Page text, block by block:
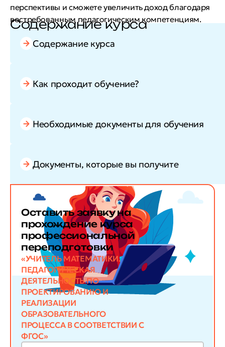
перспективы и сможете увеличить доход благодаря
востребованным педагогическим компетенциям.
Содержание курса
Содержание курса
Как проходит обучение?
Необходимые документы для обучения
Документы, которые вы получите
Оставить заявкуна
прохождение курса
профессиональной
переподготовки
«УЧИТЕЛЬ МАТЕМАТИКИ.
ПЕДАГОГИЧЕСКАЯ
ДЕЯТЕЛЬНОСТЬ ПО
ПРОЕКТИРОВАНИЮ И
РЕАЛИЗАЦИИ
ОБРАЗОВАТЕЛЬНОГО
ПРОЦЕССА В СООТВЕТСТВИИ С
ФГОС»